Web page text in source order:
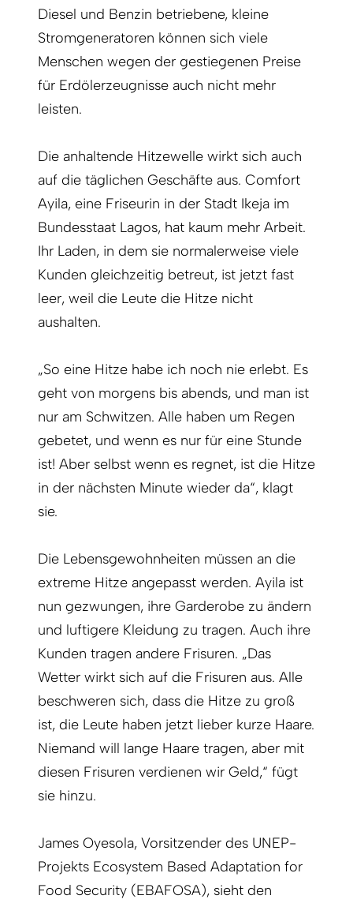
Diesel und Benzin betriebene, kleine
Stromgeneratoren können sich viele
Menschen wegen der gestiegenen Preise
für Erdölerzeugnisse auch nicht mehr
leisten.
Die anhaltende Hitzewelle wirkt sich auch
auf die täglichen Geschäfte aus. Comfort
Ayila, eine Friseurin in der Stadt Ikeja im
Bundesstaat Lagos, hat kaum mehr Arbeit.
Ihr Laden, in dem sie normalerweise viele
Kunden gleichzeitig betreut, ist jetzt fast
leer, weil die Leute die Hitze nicht
aushalten.
„So eine Hitze habe ich noch nie erlebt. Es
geht von morgens bis abends, und man ist
nur am Schwitzen. Alle haben um Regen
gebetet, und wenn es nur für eine Stunde
ist! Aber selbst wenn es regnet, ist die Hitze
in der nächsten Minute wieder da“, klagt
sie.
Die Lebensgewohnheiten müssen an die
extreme Hitze angepasst werden. Ayila ist
nun gezwungen, ihre Garderobe zu ändern
und luftigere Kleidung zu tragen. Auch ihre
Kunden tragen andere Frisuren. „Das
Wetter wirkt sich auf die Frisuren aus. Alle
beschweren sich, dass die Hitze zu groß
ist, die Leute haben jetzt lieber kurze Haare.
Niemand will lange Haare tragen, aber mit
diesen Frisuren verdienen wir Geld,“ fügt
sie hinzu.
James Oyesola, Vorsitzender des UNEP-
Projekts Ecosystem Based Adaptation for
Food Security (EBAFOSA), sieht den